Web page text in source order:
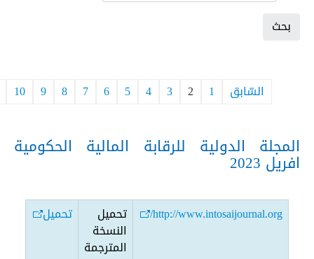
السّابق 1
2
3
4
5
6
7
8
9
10
المجلة الدولية للرقابة المالية الحكومية
افريل 2023
http://www.intosaijournal.org/ تحميل
النسخة
المترجمة
تحميل